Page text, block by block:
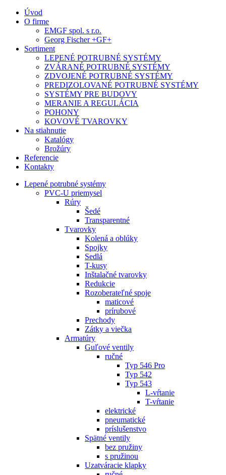
Úvod
O firme
EMGF spol. s r.o.
Georg Fischer +GF+
Sortiment
LEPENÉ POTRUBNÉ SYSTÉMY
ZVÁRANÉ POTRUBNÉ SYSTÉMY
ZDVOJENÉ POTRUBNÉ SYSTÉMY
PREDIZOLOVANÉ POTRUBNÉ SYSTÉMY
SYSTÉMY PRE BUDOVY
MERANIE A REGULÁCIA
POHONY
KOVOVÉ TVAROVKY
Na stiahnutie
Katalógy
Brožúry
Referencie
Kontakty
Lepené potrubné systémy
PVC-U priemysel
Rúry
Šedé
Transparentné
Tvarovky
Kolená a oblúky
Spojky
Sedlá
T-kusy
Inštalačné tvarovky
Redukcie
Rozoberateľné spoje
maticové
prírubové
Prechody
Zátky a viečka
Armatúry
Guľové ventily
ručné
Typ 546 Pro
Typ 542
Typ 543
L-vŕtanie
T-vŕtanie
elektrické
pneumatické
príslušenstvo
Spätné ventily
bez pružiny
s pružinou
Uzatváracie klapky